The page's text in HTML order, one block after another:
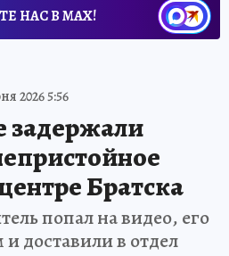
НАС В МАХ!
2026 5:56
задержали
Братска
попал на видео, его
доставили в отдел